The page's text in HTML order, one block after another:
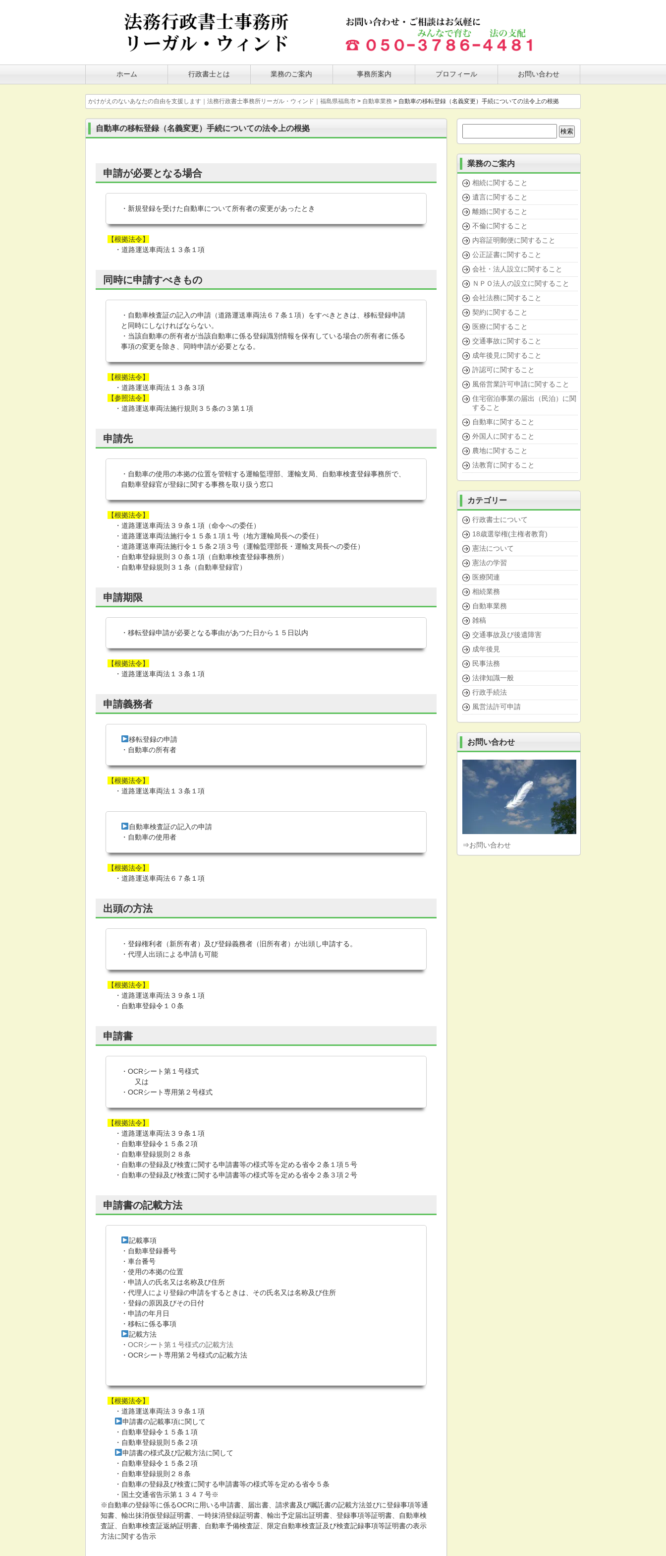
ホーム 行政書士とは 業務のご案内 事務所案内 プロフィール お問い合わせ
かけがえのないあなたの自由を支援します｜法務行政書士事務所リーガル・ウィンド｜福島県福島市 > 自動車業務 > 自動車の移転登録（名義変更）手続についての法令上の根拠
自動車の移転登録（名義変更）手続についての法令上の根拠
申請が必要となる場合
・新規登録を受けた自動車について所有者の変更があったとき
【根拠法令】
・道路運送車両法１３条１項
同時に申請すべきもの
・自動車検査証の記入の申請（道路運送車両法６７条１項）をすべきときは、移転登録申請
と同時にしなければならない。
・当該自動車の所有者が当該自動車に係る登録識別情報を保有している場合の所有者に係る
事項の変更を除き、同時申請が必要となる。
【根拠法令】
・道路運送車両法１３条３項
【参照法令】
・道路運送車両法施行規則３５条の３第１項
申請先
・自動車の使用の本拠の位置を管轄する運輸監理部、運輸支局、自動車検査登録事務所で、
自動車登録官が登録に関する事務を取り扱う窓口
【根拠法令】
・道路運送車両法３９条１項（命令への委任）
・道路運送車両法施行令１５条１項１号（地方運輸局長への委任）
・道路運送車両法施行令１５条２項３号（運輸監理部長・運輸支局長への委任）
・自動車登録規則３０条１項（自動車検査登録事務所）
・自動車登録規則３１条（自動車登録官）
申請期限
・移転登録申請が必要となる事由があつた日から１５日以内
【根拠法令】
・道路運送車両法１３条１項
申請義務者
移転登録の申請
・自動車の所有者
【根拠法令】
・道路運送車両法１３条１項
自動車検査証の記入の申請
・自動車の使用者
【根拠法令】
・道路運送車両法６７条１項
出頭の方法
・登録権利者（新所有者）及び登録義務者（旧所有者）が出頭し申請する。
・代理人出頭による申請も可能
【根拠法令】
・道路運送車両法３９条１項
・自動車登録令１０条
申請書
・OCRシート第１号様式
又は
・OCRシート専用第２号様式
【根拠法令】
・道路運送車両法３９条１項
・自動車登録令１５条２項
・自動車登録規則２８条
・自動車の登録及び検査に関する申請書等の様式等を定める省令２条１項５号
・自動車の登録及び検査に関する申請書等の様式等を定める省令２条３項２号
申請書の記載方法
記載事項
・自動車登録番号
・車台番号
・使用の本拠の位置
・申請人の氏名又は名称及び住所
・代理人により登録の申請をするときは、その氏名又は名称及び住所
・登録の原因及びその日付
・申請の年月日
・移転に係る事項
記載方法
・ OCRシート第１号様式の記載方法
・OCRシート専用第２号様式の記載方法
【根拠法令】
・道路運送車両法３９条１項
申請書の記載事項に関して
・自動車登録令１５条１項
・自動車登録規則５条２項
申請書の様式及び記載方法に関して
・自動車登録令１５条２項
・自動車登録規則２８条
・自動車の登録及び検査に関する申請書等の様式等を定める省令５条
・国土交通省告示第１３４７号※
※自動車の登録等に係るOCRに用いる申請書、届出書、請求書及び嘱託書の記載方法並びに登録事項等通
知書、輸出抹消仮登録証明書、一時抹消登録証明書、輸出予定届出証明書、登録事項等証明書、自動車検
査証、自動車検査証返納証明書、自動車予備検査証、限定自動車検査証及び検査記録事項等証明書の表示
方法に関する告示
索:
業務のご案内
相続に関すること
遺言に関すること
離婚に関すること
不倫に関すること
内容証明郵便に関すること
公正証書に関すること
会社・法人設立に関すること
ＮＰＯ法人の設立に関すること
会社法務に関すること
契約に関すること
医療に関すること
交通事故に関すること
成年後見に関すること
許認可に関すること
風俗営業許可申請に関すること
住宅宿泊事業の届出（民泊）に関
すること
自動車に関すること
外国人に関すること
農地に関すること
法教育に関すること
カテゴリー
行政書士について
18歳選挙権(主権者教育)
憲法について
憲法の学習
医療関連
相続業務
自動車業務
雑稿
交通事故及び後遺障害
成年後見
民事法務
法律知識一般
行政手続法
風営法許可申請
お問い合わせ
⇒お問い合わせ